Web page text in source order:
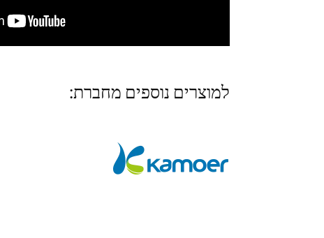
למוצרים נוספים מחברת: